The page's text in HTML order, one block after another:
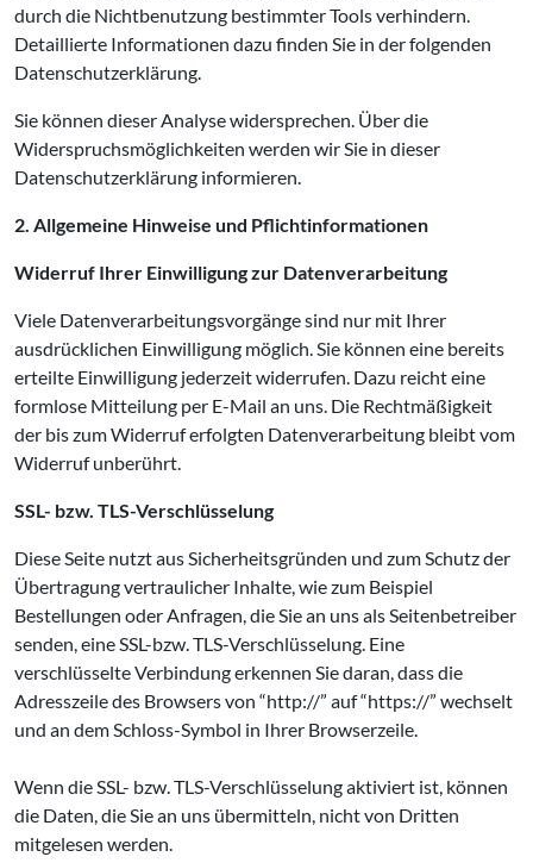
durch die Nichtbenutzung bestimmter Tools verhindern.
Detaillierte Informationen dazu finden Sie in der folgenden
Datenschutzerklärung.
Sie können dieser Analyse widersprechen. Über die
Widerspruchsmöglichkeiten werden wir Sie in dieser
Datenschutzerklärung informieren.
2. Allgemeine Hinweise und Pflichtinformationen
Widerruf Ihrer Einwilligung zur Datenverarbeitung
Viele Datenverarbeitungsvorgänge sind nur mit Ihrer
ausdrücklichen Einwilligung möglich. Sie können eine bereits
erteilte Einwilligung jederzeit widerrufen. Dazu reicht eine
formlose Mitteilung per E-Mail an uns. Die Rechtmäßigkeit
der bis zum Widerruf erfolgten Datenverarbeitung bleibt vom
Widerruf unberührt.
SSL- bzw. TLS-Verschlüsselung
Diese Seite nutzt aus Sicherheitsgründen und zum Schutz der
Übertragung vertraulicher Inhalte, wie zum Beispiel
Bestellungen oder Anfragen, die Sie an uns als Seitenbetreiber
senden, eine SSL-bzw. TLS-Verschlüsselung. Eine
verschlüsselte Verbindung erkennen Sie daran, dass die
Adresszeile des Browsers von “http://” auf “https://” wechselt
und an dem Schloss-Symbol in Ihrer Browserzeile.
Wenn die SSL- bzw. TLS-Verschlüsselung aktiviert ist, können
die Daten, die Sie an uns übermitteln, nicht von Dritten
mitgelesen werden.